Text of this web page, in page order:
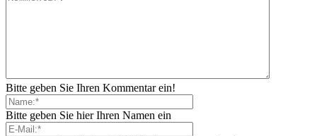
Bitte geben Sie Ihren Kommentar ein!
Bitte geben Sie hier Ihren Namen ein